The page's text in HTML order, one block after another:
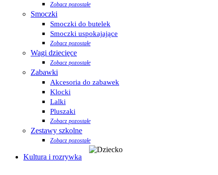
Zobacz pozostałe
Smoczki
Smoczki do butelek
Smoczki uspokajające
Zobacz pozostałe
Wagi dziecięce
Zobacz pozostałe
Zabawki
Akcesoria do zabawek
Klocki
Lalki
Pluszaki
Zobacz pozostałe
Zestawy szkolne
Zobacz pozostałe
Kultura i rozrywka